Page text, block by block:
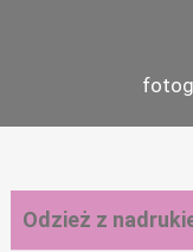
Odzież z